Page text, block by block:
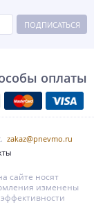
ПОДПИСАТЬСЯ
оплаты
zakaz@pnevmo.ru
сайте носят
изменены